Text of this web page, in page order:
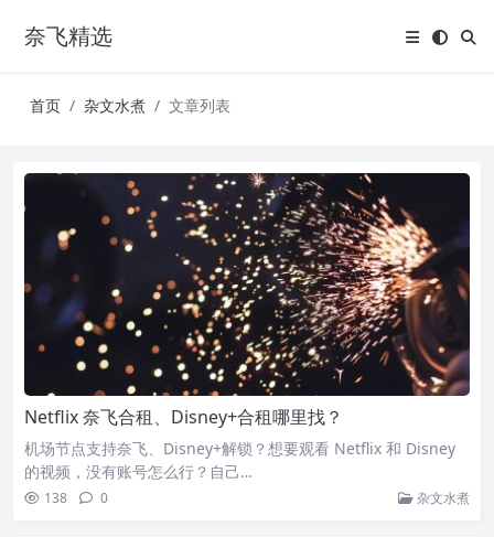
奈飞精选
首页 杂文水煮 文章列表
Netflix 奈飞合租、Disney+合租哪里找？
机场节点支持奈飞、Disney+解锁？想要观看 Netflix 和 Disney
的视频，没有账号怎么行？自己…
138 0 杂文水煮